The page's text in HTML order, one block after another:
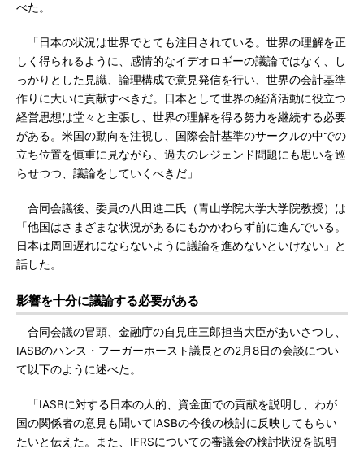
べた。
「日本の状況は世界でとても注目されている。世界の理解を正
しく得られるように、感情的なイデオロギーの議論ではなく、し
っかりとした見識、論理構成で意見発信を行い、世界の会計基準
作りに大いに貢献すべきだ。日本として世界の経済活動に役立つ
経営思想は堂々と主張し、世界の理解を得る努力を継続する必要
がある。米国の動向を注視し、国際会計基準のサークルの中での
立ち位置を慎重に見ながら、過去のレジェンド問題にも思いを巡
らせつつ、議論をしていくべきだ」
合同会議後、委員の八田進二氏（青山学院大学大学院教授）は
「他国はさまざまな状況があるにもかかわらず前に進んでいる。
日本は周回遅れにならないように議論を進めないといけない」と
話した。
影響を十分に議論する必要がある
合同会議の冒頭、金融庁の自見庄三郎担当大臣があいさつし、
IASBのハンス・フーガーホースト議長との2月8日の会談につい
て以下のように述べた。
「IASBに対する日本の人的、資金面での貢献を説明し、わが
国の関係者の意見も聞いてIASBの今後の検討に反映してもらい
たいと伝えた。また、IFRSについての審議会の検討状況を説明